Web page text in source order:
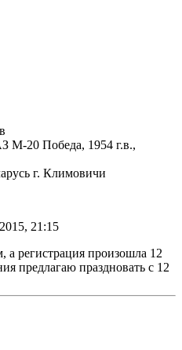
М-20 Победа, 1954 г.в.,
г. Климовичи
21:15
а регистрация произошла 12
предлагаю праздновать с 12